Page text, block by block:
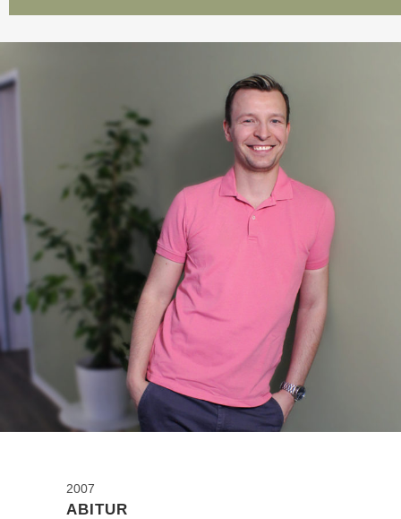
2007
ABITUR